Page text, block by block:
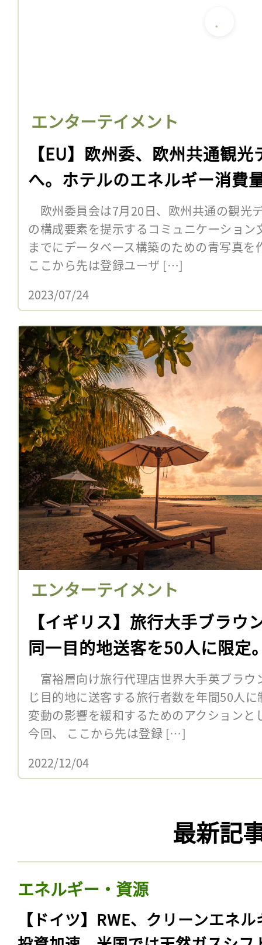
エンターテイメント
【EU】欧州委、欧州共通観
へ。ホテルのエネルギー消費
欧州委員会は7月20日、欧州共通の観光
の構成要素を提示するコミュニケーショ
までにデータベース構築のための青写真
ここから先は登録ユーザ […]
2023/07/24
エンターテイメント
【イギリス】旅行大手ブラウ
同一目的地送客を50人に限定
富裕層向け旅行代理店世界大手英ブラウ
じ目的地に送客する旅行者数を年間50人
最新記